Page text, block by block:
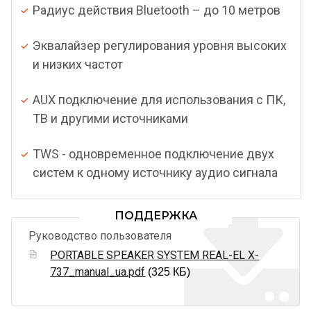
Радиус действия Bluetooth – до 10 метров
Эквалайзер регулирования уровня высоких
и низких частот
AUX подключение для использования с ПК,
ТВ и другими источниками
TWS - одновременное подключение двух
систем к одному источнику аудио сигнала
ПОДДЕРЖКА
Руководство пользователя
PORTABLE SPEAKER SYSTEM REAL-EL X-
737_manual_ua.pdf (325 КБ)